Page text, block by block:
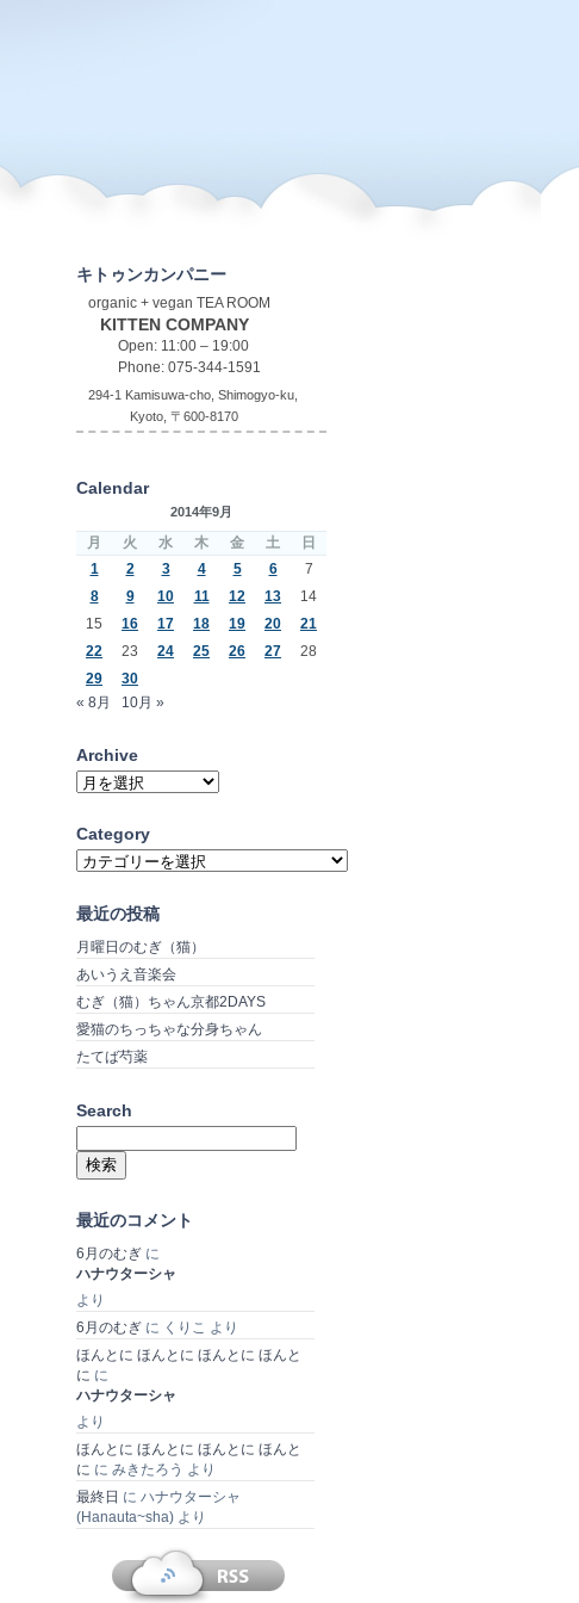
キトゥンカンパニー
organic + vegan TEA ROOM
KITTEN COMPANY
Open: 11:00 – 19:00
Phone: 075-344-1591
294-1 Kamisuwa-cho, Shimogyo-ku,
Kyoto, 〒600-8170
Calendar
2014年9月
月 火 水 木 金 土
日
1
2 3 4 5 6
7
8
9 10 11 12 13
14
15
16 17 18 19 20
21
22
23 24 25 26 27
28
29
30
« 8月
10月 »
Archive
Archive
Category
Category
最近の投稿
月曜日のむぎ（猫）
あいうえ音楽会
むぎ（猫）ちゃん京都2DAYS
愛猫のちっちゃな分身ちゃん
たてば芍薬
Search
索:
最近のコメント
6月のむぎ に
ハナウターシャ
より
6月のむぎ に くりこ より
ほんとに ほんとに ほんとに ほんと
に に
ハナウターシャ
より
ほんとに ほんとに ほんとに ほんと
に に みきたろう より
最終日 に ハナウターシャ
(Hanauta~sha) より